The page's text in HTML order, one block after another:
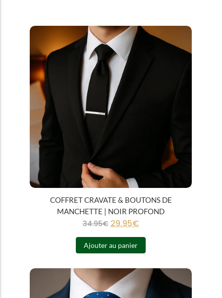
COFFRET CRAVATE & BOUTONS DE
MANCHETTE | NOIR PROFOND
34.95€ 29.95€
Ajouter au panier